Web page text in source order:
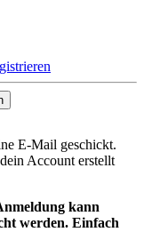
E-Mail geschickt.
Account erstellt
kann
werden. Einfach